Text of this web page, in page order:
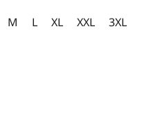
M L XL XXL 3XL